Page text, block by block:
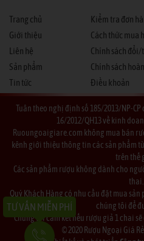
Trang chủ
Giới thiệu
Liên hệ
Sản phẩm
Tin tức
Kiểm tra đơn
Cách thức mua
Chính sách đổi/
Chính sách
Điều khoản
Tuân theo nghị định số 185/2013/NP-
16/2012/QH13 về kinh
Ruoungoaigiare.com không mua bán
kênh giới thiệu thông tin các sản phẩm
trên thế
Các sản phẩm rượu không dành cho
thai.
Quý Khách Hàng có nhu cầu đặt mua
chúng tôi để
Chúng tôi cam kết nếu rượu giả 1 chai
© 2020 Rượu Ngoại Giá
TƯ VẤN MIỄN PHÍ